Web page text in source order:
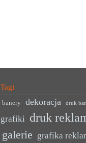
Tagi
banery dekoracja druk
grafiki druk
galerie grafika